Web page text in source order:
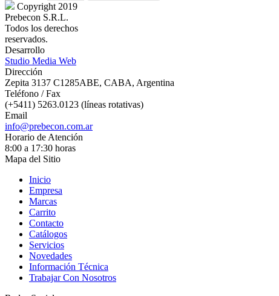
Copyright 2019
Prebecon S.R.L.
Todos los derechos
reservados.
Desarrollo
Studio Media Web
Dirección
Zepita 3137 C1285ABE, CABA, Argentina
Teléfono / Fax
(+5411) 5263.0123 (líneas rotativas)
Email
info@prebecon.com.ar
Horario de Atención
8:00 a 17:30 horas
Mapa del Sitio
Inicio
Empresa
Marcas
Carrito
Contacto
Catálogos
Servicios
Novedades
Información Técnica
Trabajar Con Nosotros